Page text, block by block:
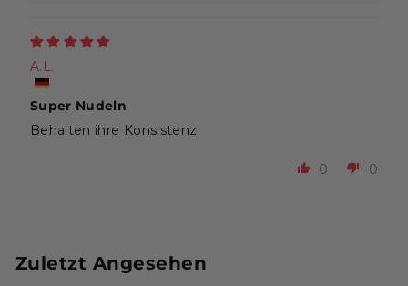
A.L.
Super Nudeln
Behalten ihre Konsistenz
0 0
Zuletzt Angesehen